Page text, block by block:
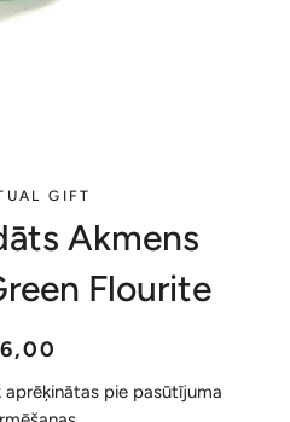
GIFT
Akmens
Flourite
aprēķinātas pie pasūtījuma